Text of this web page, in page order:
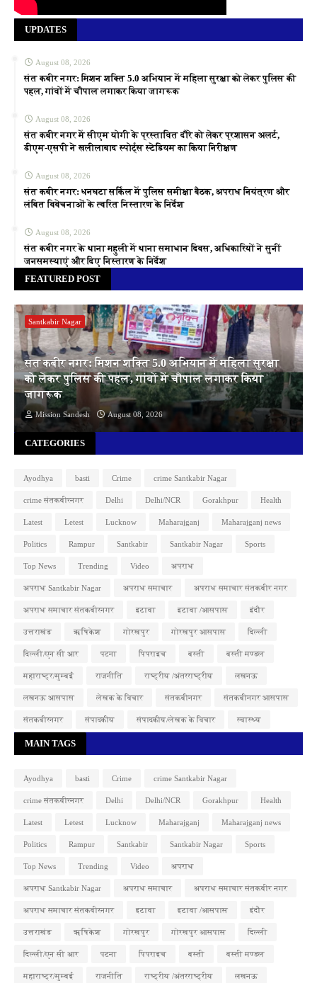
UPDATES
August 08, 2026
संत कबीर नगर: मिशन शक्ति 5.0 अभियान में महिला सुरक्षा को लेकर पुलिस की
पहल, गांवों में चौपाल लगाकर किया जागरूक
August 08, 2026
संत कबीर नगर में सीएम योगी के प्रस्तावित दौरे को लेकर प्रशासन अलर्ट,
डीएम-एसपी ने खलीलाबाद स्पोर्ट्स स्टेडियम का किया निरीक्षण
August 08, 2026
संत कबीर नगर: धनघटा सर्किल में पुलिस समीक्षा बैठक, अपराध नियंत्रण और
लंबित विवेचनाओं के त्वरित निस्तारण के निर्देश
August 08, 2026
संत कबीर नगर के थाना महुली में थाना समाधान दिवस, अधिकारियों ने सुनीं
जनसमस्याएं और दिए निस्तारण के निर्देश
FEATURED POST
Santkabir Nagar
संत कबीर नगर: मिशन शक्ति 5.0 अभियान में महिला सुरक्षा
को लेकर पुलिस की पहल, गांवों में चौपाल लगाकर किया
जागरूक
Mission Sandesh August 08, 2026
CATEGORIES
Ayodhya basti Crime crime Santkabir Nagar
crime संतकबीरनगर Delhi Delhi/NCR Gorakhpur Health
Latest Letest Lucknow Maharajganj Maharajganj news
Politics Rampur Santkabir Santkabir Nagar Sports
Top News Trending Video अपराध
अपराध Santkabir Nagar अपराध समाचार अपराध समाचार संतकबीर नगर
अपराध समाचार संतकबीरनगर इटावा इटावा /आसपास इंदौर
उत्तराखंड ऋषिकेश गोरखपुर गोरखपुर आसपास दिल्ली
दिल्ली/एन सी आर पटना पिपराइच बस्ती बस्ती मण्डल
महाराष्ट्र/मुम्बई राजनीति राष्ट्रीय /अंतरराष्ट्रीय लखनऊ
लखनऊ आसपास लेखक के विचार संतकबीनगर संतकबीनगर आसपास
संतकबीरनगर संपादकीय संपादकीय/लेखक के विचार स्वास्थ्य
MAIN TAGS
Ayodhya basti Crime crime Santkabir Nagar
crime संतकबीरनगर Delhi Delhi/NCR Gorakhpur Health
Latest Letest Lucknow Maharajganj Maharajganj news
Politics Rampur Santkabir Santkabir Nagar Sports
Top News Trending Video अपराध
अपराध Santkabir Nagar अपराध समाचार अपराध समाचार संतकबीर नगर
अपराध समाचार संतकबीरनगर इटावा इटावा /आसपास इंदौर
उत्तराखंड ऋषिकेश गोरखपुर गोरखपुर आसपास दिल्ली
दिल्ली/एन सी आर पटना पिपराइच बस्ती बस्ती मण्डल
महाराष्ट्र/मुम्बई राजनीति राष्ट्रीय /अंतरराष्ट्रीय लखनऊ